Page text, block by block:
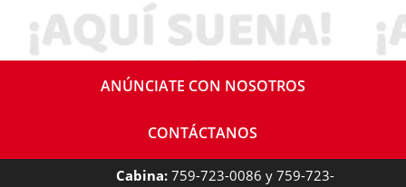
ANÚNCIATE CON NOSOTROS
CONTÁCTANOS
Cabina: 759-723-0086 y 759-723-